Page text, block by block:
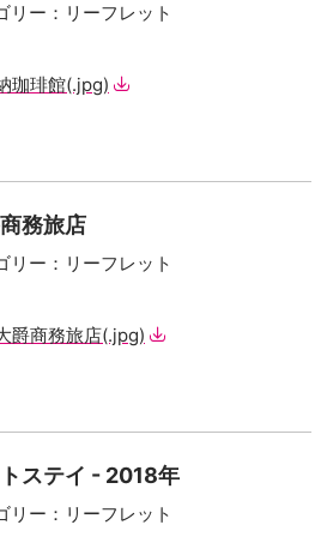
リー ： リーフレット
珈琲館(.jpg)
務旅店
リー ： リーフレット
爵商務旅店(.jpg)
ステイ - 2018年
リー ： リーフレット